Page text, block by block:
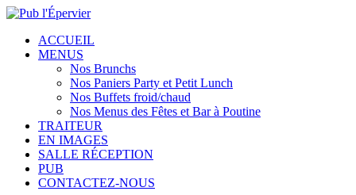
ACCUEIL
MENUS
Nos Brunchs
Nos Paniers Party et Petit Lunch
Nos Buffets froid/chaud
Nos Menus des Fêtes et Bar à Poutine
TRAITEUR
EN IMAGES
SALLE RÉCEPTION
PUB
CONTACTEZ-NOUS